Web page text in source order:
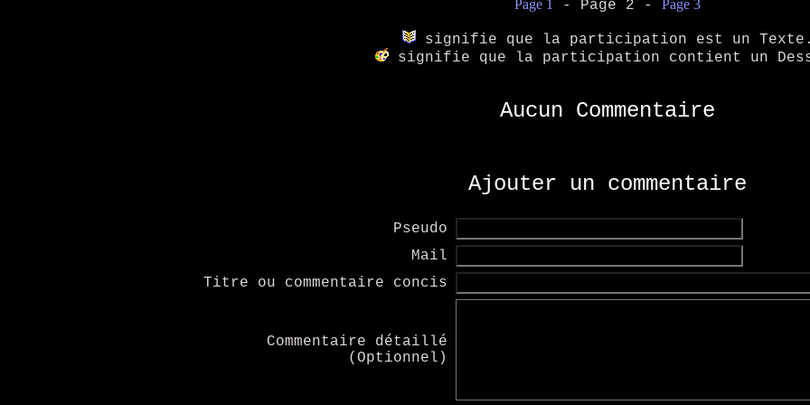
Page 1 - Page 2 - Page 3
signifie que la participation est un Texte.
signifie que la participation contient un
Aucun Commentaire
Ajouter un commentaire
Pseudo
Mail
Titre ou commentaire concis
Commentaire détaillé
(Optionnel)